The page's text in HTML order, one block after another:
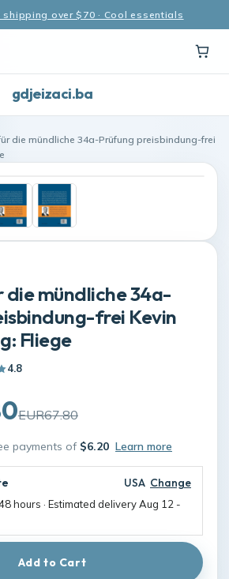
shipping over $70 · Cool essentials
gdjeizaci.ba
die mündliche 34a-Prüfung preisbindung-frei
die mündliche 34a-
frei Kevin
Fliege
4.8
EUR67.80
payments of $6.20 Learn more
USA Change
hours · Estimated deliveryAug 12 -
Add to Cart